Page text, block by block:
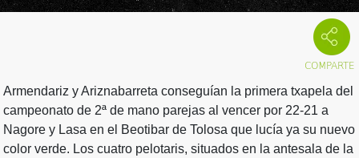
Armendariz y Ariznabarreta conseguían la primera txapela del
campeonato de 2ª de mano parejas al vencer por 22-21 a
Nagore y Lasa en el Beotibar de Tolosa que lucía ya su nuevo
color verde. Los cuatro pelotaris, situados en la antesala de la